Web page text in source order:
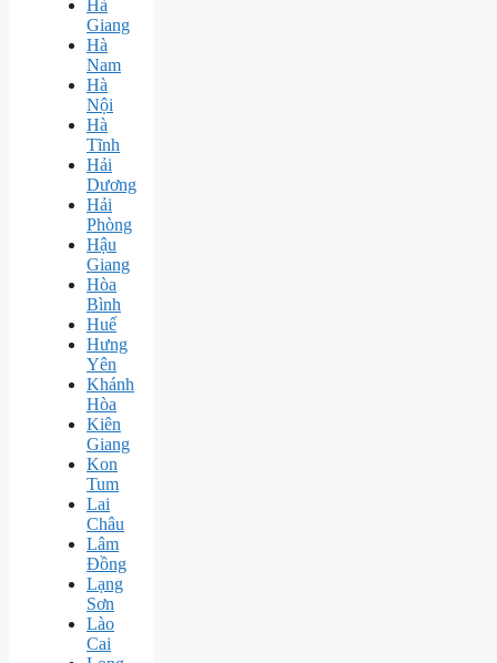
Hà
Giang
Hà
Nam
Hà
Nội
Hà
Tĩnh
Hải
Dương
Hải
Phòng
Hậu
Giang
Hòa
Bình
Huế
Hưng
Yên
Khánh
Hòa
Kiên
Giang
Kon
Tum
Lai
Châu
Lâm
Đồng
Lạng
Sơn
Lào
Cai